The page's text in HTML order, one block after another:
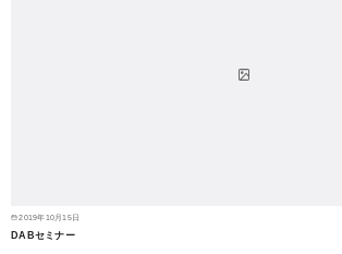
2019年10月15日
DABセミナー